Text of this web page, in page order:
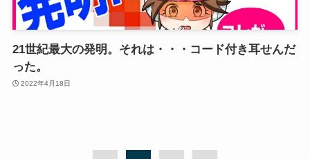
21世紀最大の発明。それは・・・コード付き耳せんだ
った。
2022年4月18日